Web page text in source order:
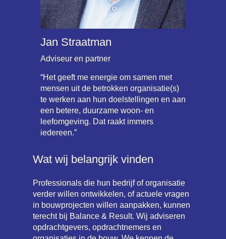
Jan Straatman
Adviseur en partner
“Het geeft me energie om samen met
mensen uit de betrokken organisatie(s)
te werken aan hun doelstellingen en aan
een betere, duurzame woon- en
leefomgeving. Dat raakt immers
iedereen.”
Wat wij belangrijk vinden
Professionals die hun bedrijf of organisatie
verder willen ontwikkelen, of actuele vragen
in bouwprojecten willen aanpakken, kunnen
terecht bij Balance & Result. Wij adviseren
opdrachtgevers, opdrachtnemers en